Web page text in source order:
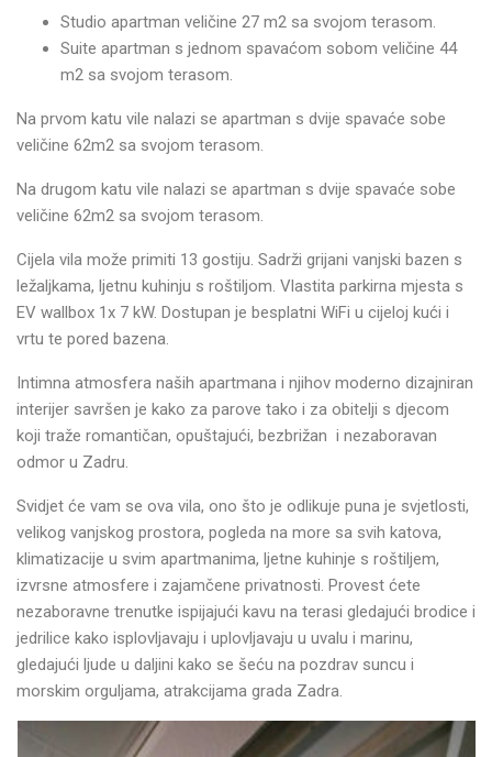
Studio apartman veličine 27 m2 sa svojom terasom.
Suite apartman s jednom spavaćom sobom veličine 44
m2 sa svojom terasom.
Na prvom katu vile nalazi se apartman s dvije spavaće sobe
veličine 62m2 sa svojom terasom.
Na drugom katu vile nalazi se apartman s dvije spavaće sobe
veličine 62m2 sa svojom terasom.
Cijela vila može primiti 13 gostiju. Sadrži grijani vanjski bazen s
ležaljkama, ljetnu kuhinju s roštiljom. Vlastita parkirna mjesta s
EV wallbox 1x 7 kW. Dostupan je besplatni WiFi u cijeloj kući i
vrtu te pored bazena.
Intimna atmosfera naših apartmana i njihov moderno dizajniran
interijer savršen je kako za parove tako i za obitelji s djecom
koji traže romantičan, opuštajući, bezbrižan i nezaboravan
odmor u Zadru.
Svidjet će vam se ova vila, ono što je odlikuje puna je svjetlosti,
velikog vanjskog prostora, pogleda na more sa svih katova,
klimatizacije u svim apartmanima, ljetne kuhinje s roštiljem,
izvrsne atmosfere i zajamčene privatnosti. Provest ćete
nezaboravne trenutke ispijajući kavu na terasi gledajući brodice i
jedrilice kako isplovljavaju i uplovljavaju u uvalu i marinu,
gledajući ljude u daljini kako se šeću na pozdrav suncu i
morskim orguljama, atrakcijama grada Zadra.